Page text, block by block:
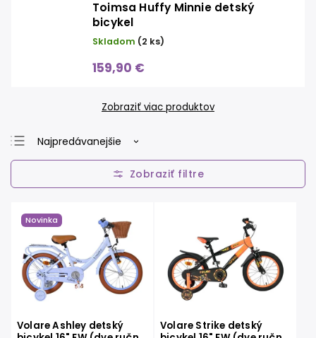
Toimsa Huffy Minnie detský
bicykel
Skladom (2 ks)
159,90 €
Zobraziť viac produktov
Najpredávanejšie
Najlacnejšie
Najdrahšie
Novinka
Volare Ashley detský
Volare Strike detský